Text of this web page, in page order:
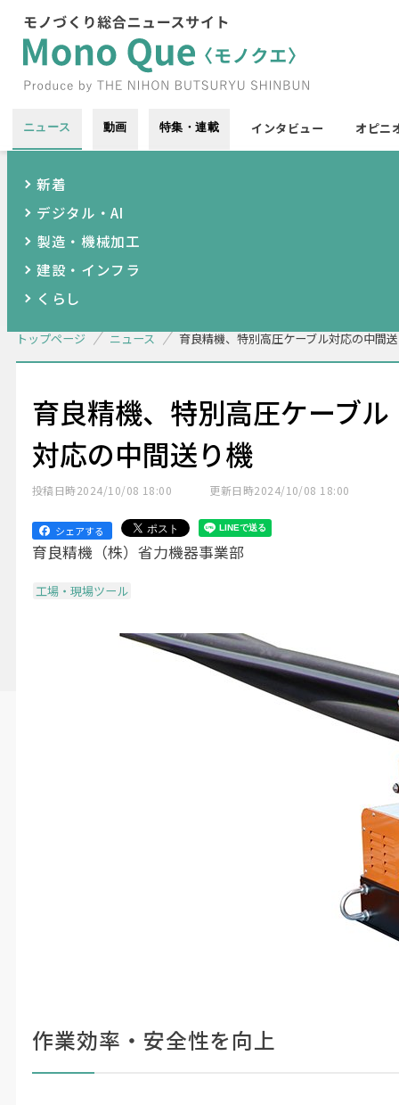
ニュース 動画 特集・連載 インタビュー オピニ
新着
デジタル・AI
製造・機械加工
建設・インフラ
くらし
トップページ ニュース 育良精機、特別高圧ケーブル対応の中間
育良精機、特別高圧ケーブル
対応の中間送り機
投稿日時2024/10/08 18:00 更新日時2024/10/08 18:00
シェアする
育良精機（株）省力機器事業部
工場・現場ツール
作業効率・安全性を向上